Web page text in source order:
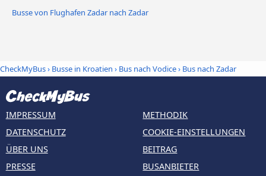
Busse von Flughafen Zadar nach Zadar
CheckMyBus› Busse in Kroatien › Bus nach Vodice› Bus nach Zadar
IMPRESSUM
DATENSCHUTZ
ÜBER UNS
PRESSE
METHODIK
COOKIE-EINSTELLUNGEN
BEITRAG
BUSANBIETER